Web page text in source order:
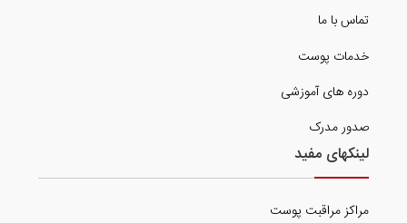
تماس با ما
خدمات پوست
دوره های آموزشی
صدور مدرک
لینکهای مفید
مراکز مراقبت پوست